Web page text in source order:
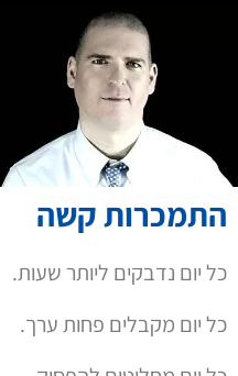
התמכרות קשה
כל יום נדבקים ליותר שעות.
כל יום מקבלים פחות ערך.